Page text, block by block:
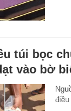
túi bọc
vào bờ
điều